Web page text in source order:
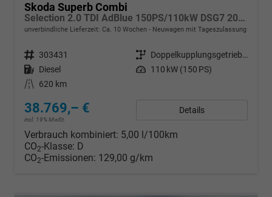
Skoda Superb Combi
Selection 2.0 TDI AdBlue 150PS/110kW DSG7 2026
unverbindliche Lieferzeit: Ca. 10 Wochen Neuwagen mit Tageszulassung
Fahrzeugnr. 303431 Getriebe
Doppelkupplungsgetriebe (DSG)
Kraftstoff Diesel Leistung 110 kW (150 PS)
Kilometerstand
620 km
38.769,– €
incl. 19% MwSt.
Details
Verbrauch kombiniert: 5,00 l/100km
CO2-Klasse: D
CO2-Emissionen: 129,00 g/km